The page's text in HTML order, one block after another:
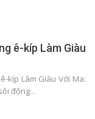
ê-kíp Làm Giàu
kíp Làm Giàu Với Ma:
động…